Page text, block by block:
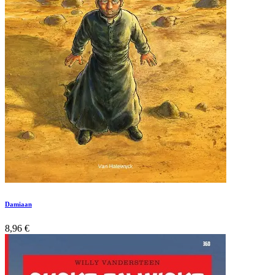
Damiaan
8,96 €